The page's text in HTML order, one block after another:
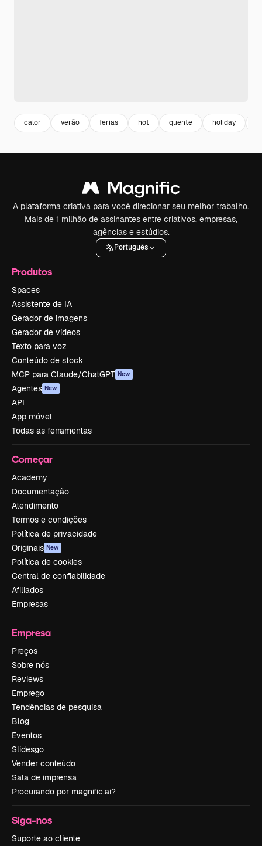
calor verão ferias hot quente holiday
A plataforma criativa para você direcionar seu melhor trabalho.
Mais de 1 milhão de assinantes entre criativos, empresas,
agências e estúdios.
Português
Produtos
Spaces
Assistente de IA
Gerador de imagens
Gerador de vídeos
Texto para voz
Conteúdo de stock
MCP para Claude/ChatGPT New
Agentes New
API
App móvel
Todas as ferramentas
Começar
Academy
Documentação
Atendimento
Termos e condições
Política de privacidade
Originais New
Política de cookies
Central de confiabilidade
Afiliados
Empresas
Empresa
Preços
Sobre nós
Reviews
Emprego
Tendências de pesquisa
Blog
Eventos
Slidesgo
Vender conteúdo
Sala de imprensa
Procurando por magnific.ai?
Siga-nos
Suporte ao cliente